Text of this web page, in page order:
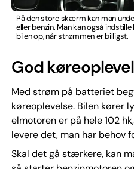
På den store skærm kan man
eller benzin. Man kan også
bilen op, når strømmen er billigst.
God
Med strøm på batteriet
køreoplevelse. Bilen kører
elmotoren er på hele 102
levere det, man har behov
Skal det gå stærkere, kan